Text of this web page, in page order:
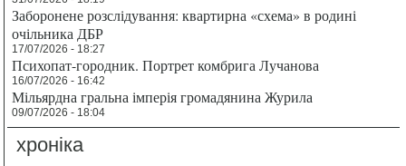
Заборонене розслідування: квартирна «схема» в родині
очільника ДБР
17/07/2026 - 18:27
Психопат-городник. Портрет комбрига Лучанова
16/07/2026 - 16:42
Мільярдна гральна імперія громадянина Журила
09/07/2026 - 18:04
хроніка